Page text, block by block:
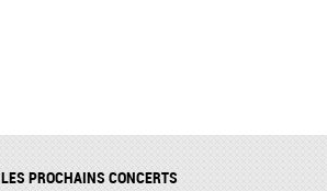
LES PROCHAINS CONCERTS